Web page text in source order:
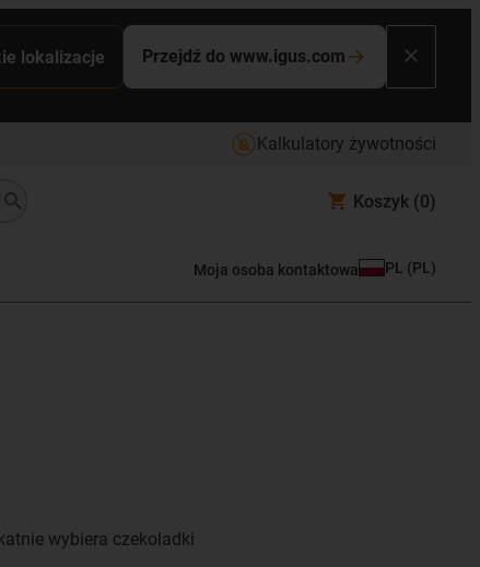
lokalizacje Przejdź do www.igus.com
Kalkulatory żywotności
Koszyk (0)
Moja osoba kontaktowa PL (PL )
wybiera czekoladki